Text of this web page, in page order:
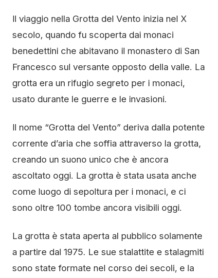
Il viaggio nella Grotta del Vento inizia nel X
secolo, quando fu scoperta dai monaci
benedettini che abitavano il monastero di San
Francesco sul versante opposto della valle. La
grotta era un rifugio segreto per i monaci,
usato durante le guerre e le invasioni.
Il nome “Grotta del Vento” deriva dalla potente
corrente d’aria che soffia attraverso la grotta,
creando un suono unico che è ancora
ascoltato oggi. La grotta è stata usata anche
come luogo di sepoltura per i monaci, e ci
sono oltre 100 tombe ancora visibili oggi.
La grotta è stata aperta al pubblico solamente
a partire dal 1975. Le sue stalattite e stalagmiti
sono state formate nel corso dei secoli, e la